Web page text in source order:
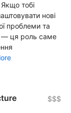
тобі
нові
проблеми та
— ця роль саме
$$$